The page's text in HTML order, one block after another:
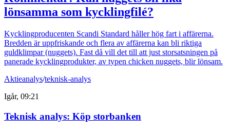
lönsamma som kycklingfilé?
Kycklingproducenten Scandi Standard håller hög fart i affärerna.
Bredden är uppfriskande och flera av affärerna kan bli riktiga
guldklimpar (nuggets). Fast då vill det till att just storsatsningen på
panerade kycklingprodukter, av typen chicken nuggets, blir lönsam.
Aktieanalys/teknisk-analys
Igår, 09:21
Teknisk analys: Köp storbanken